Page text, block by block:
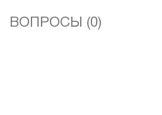
ВОПРОСЫ (0)